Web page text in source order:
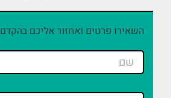
השאירו פרטים ואחזור אליכם בהקדם